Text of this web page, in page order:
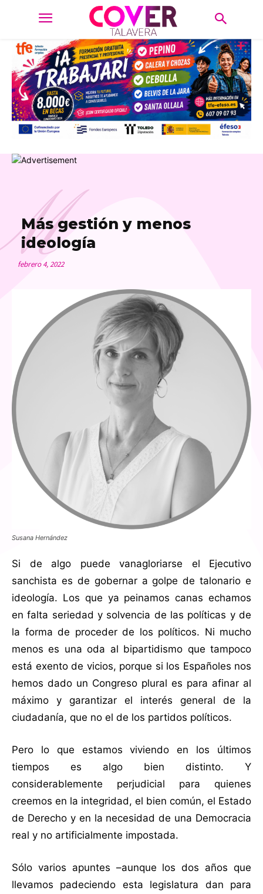
Más gestión y menos
ideología
febrero 4, 2022
Susana Hernández
Si de algo puede vanagloriarse el Ejecutivo
sanchista es de gobernar a golpe de talonario e
ideología. Los que ya peinamos canas echamos
en falta seriedad y solvencia de las políticas y de
la forma de proceder de los políticos. Ni mucho
menos es una oda al bipartidismo que tampoco
está exento de vicios, porque si los Españoles nos
hemos dado un Congreso plural es para afinar al
máximo y garantizar el interés general de la
ciudadanía, que no el de los partidos políticos.
Pero lo que estamos viviendo en los últimos
tiempos es algo bien distinto. Y
considerablemente perjudicial para quienes
creemos en la integridad, el bien común, el Estado
de Derecho y en la necesidad de una Democracia
real y no artificialmente impostada.
Sólo varios apuntes –aunque los dos años que
llevamos padeciendo esta legislatura dan para